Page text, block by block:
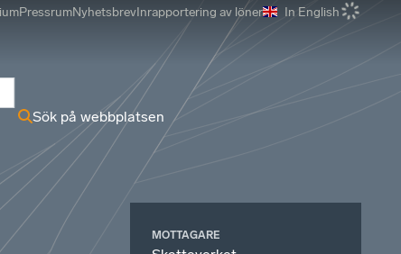
PressrumNyhetsbrevInrapportering av löner In English
Sök på webbplatsen
MOTTAGARE